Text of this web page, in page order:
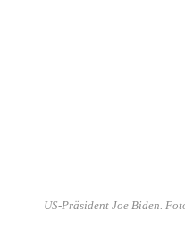
US-Präsident Joe Biden.